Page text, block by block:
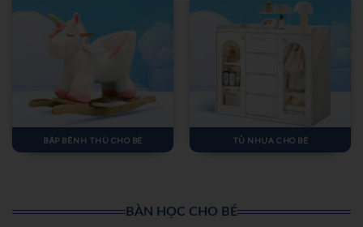
BẬP BÊNH THÚ CHO BÉ TỦ NHỰA CHO BÉ
BÀN HỌC CHO BÉ